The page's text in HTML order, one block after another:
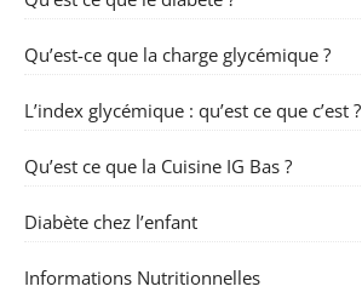
Qu’est-ce que la charge glycémique ?
L’index glycémique : qu’est ce que c’est ?
Qu’est ce que la Cuisine IG Bas ?
Diabète chez l’enfant
Informations Nutritionnelles